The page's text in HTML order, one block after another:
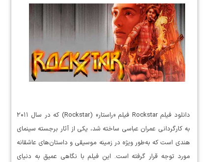
دانلود فیلم Rockstar فیلم «راستار» (Rockstar) که در سال ۲۰۱۱
به کارگردانی عمران عباسی ساخته شد، یکی از آثار برجسته سینمای
هندی است که به‌طور ویژه در زمینه موسیقی و داستان‌های عاشقانه
مورد توجه قرار گرفته است. این فیلم با نگاهی عمیق به دنیای